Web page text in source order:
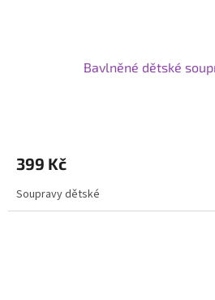
Bavlněné dětské
399 Kč
Soupravy dětské